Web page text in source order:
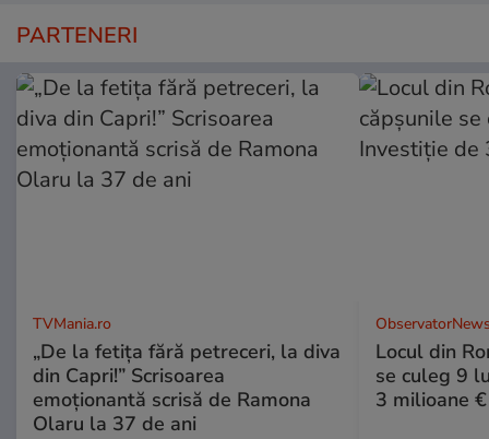
PARTENERI
TVMania.ro
„De la fetița fără petreceri, la diva
din Capri!” Scrisoarea
emoționantă scrisă de Ramona
Olaru la 37 de ani
Locul din
se culeg 9
3 milioane €